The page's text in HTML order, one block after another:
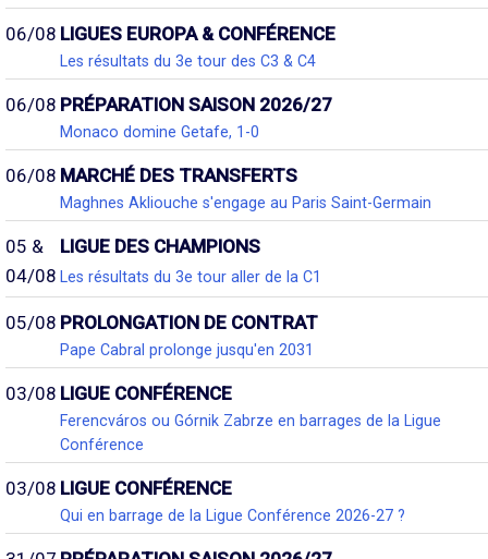
06/08 LIGUES EUROPA & CONFÉRENCE
Les résultats du 3e tour des C3 & C4
06/08 PRÉPARATION SAISON 2026/27
Monaco domine Getafe, 1-0
06/08 MARCHÉ DES TRANSFERTS
Maghnes Akliouche s'engage au Paris Saint-Germain
05 &
04/08
LIGUE DES CHAMPIONS
Les résultats du 3e tour aller de la C1
05/08 PROLONGATION DE CONTRAT
Pape Cabral prolonge jusqu'en 2031
03/08 LIGUE CONFÉRENCE
Ferencváros ou Górnik Zabrze en barrages de la Ligue
Conférence
03/08 LIGUE CONFÉRENCE
Qui en barrage de la Ligue Conférence 2026-27 ?